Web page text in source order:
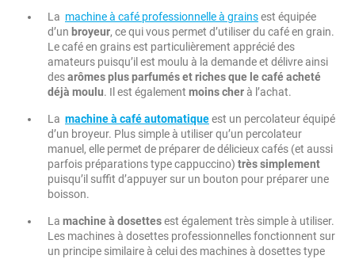
La machine à café professionnelle à grainsest équipée
d’un broyeur, ce qui vous permet d’utiliser du café en grain.
Le café en grains est particulièrement apprécié des
amateurs puisqu’il est moulu à la demande et délivre ainsi
desarômes plus parfumés et riches que le café acheté
déjà moulu. Il est également moins cherà l’achat.
La machine à café automatiqueest un percolateur équipé
d’un broyeur. Plus simple à utiliser qu’un percolateur
manuel, elle permet de préparer de délicieux cafés (et aussi
parfois préparations type cappuccino) très simplement
puisqu’il suffit d’appuyer sur un bouton pour préparer une
boisson.
La machine à dosettesest également très simple à utiliser.
Les machines à dosettes professionnelles fonctionnent sur
un principe similaire à celui des machines à dosettes type